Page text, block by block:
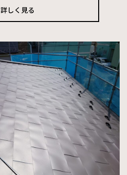
詳しく見る